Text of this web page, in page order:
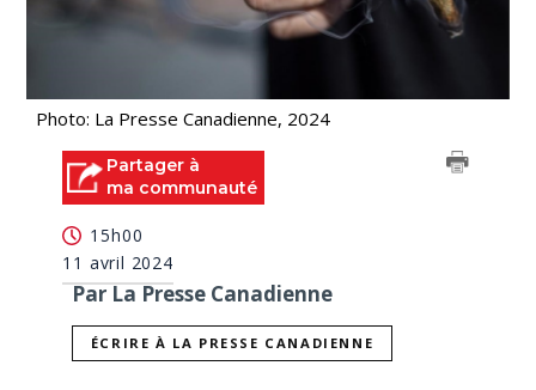
Photo: La Presse Canadienne, 2024
Partager à
ma communauté
15h00
11 avril 2024
Par La Presse Canadienne
ÉCRIRE À LA PRESSE CANADIENNE